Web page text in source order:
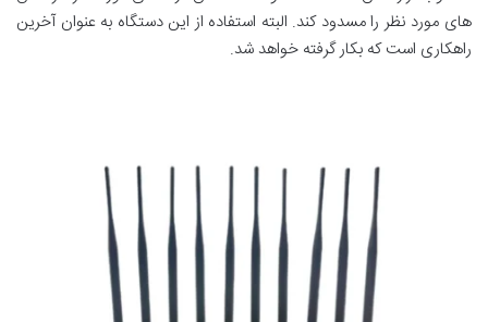
های مورد نظر را مسدود کند. البته استفاده از این دستگاه به عنوان آخرین
راهکاری است که بکار گرفته خواهد شد.